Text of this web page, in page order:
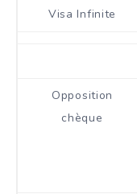
Visa Infinite
Opposition
chèque